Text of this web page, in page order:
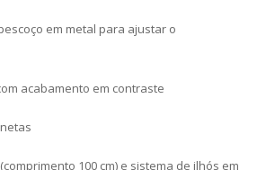
em metal para ajustar o
acabamento em contraste
100 cm) e sistema de ilhós em